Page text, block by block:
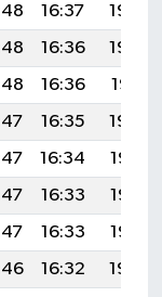
16:37
19:44
16:36
19:43
16:36
19:41
16:35
19:40
16:34
19:38
16:33
19:37
16:33
19:35
16:32
19:34